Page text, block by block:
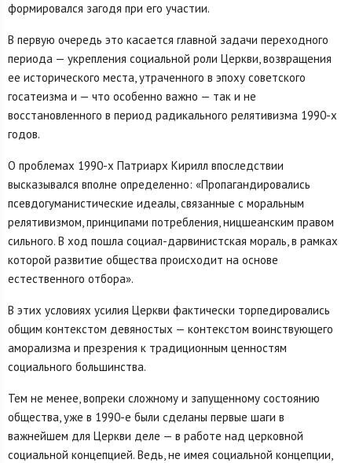
формировался загодя при его участии.
В первую очередь это касается главной задачи переходного
периода — укрепления социальной роли Церкви, возвращения
ее исторического места, утраченного в эпоху советского
госатеизма и — что особенно важно — так и не
восстановленного в период радикального релятивизма 1990-х
годов.
О проблемах 1990-х Патриарх Кирилл впоследствии
высказывался вполне определенно: «Пропагандировались
псевдогуманистические идеалы, связанные с моральным
релятивизмом, принципами потребления, ницшеанским правом
сильного. В ход пошла социал-дарвинистская мораль, в рамках
которой развитие общества происходит на основе
естественного отбора».
В этих условиях усилия Церкви фактически торпедировались
общим контекстом девяностых — контекстом воинствующего
аморализма и презрения к традиционным ценностям
социального большинства.
Тем не менее, вопреки сложному и запущенному состоянию
общества, уже в 1990-е были сделаны первые шаги в
важнейшем для Церкви деле — в работе над церковной
социальной концепцией. Ведь, не имея социальной концепции,